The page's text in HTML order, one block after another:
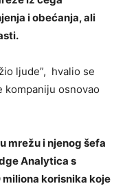
i obećanja, ali
ljude”, hvalio se
kompaniju osnovao
mrežu i njenog šefa
Analytica s
korisnika koje